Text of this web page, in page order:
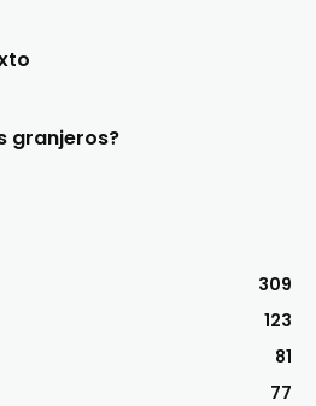
granjeros?
309
123
81
77